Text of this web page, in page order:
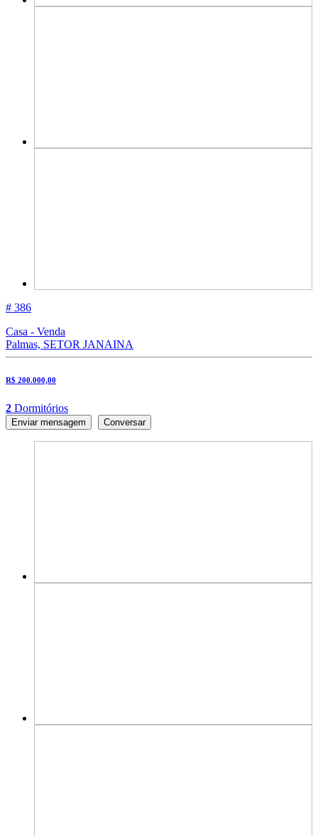
# 386
Casa - Venda
Palmas, SETOR JANAINA
R$ 200.000,00
2 Dormitórios
Enviar mensagem Conversar